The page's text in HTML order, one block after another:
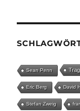
Sean Penn
Eric Berg David
Stefan Zweig